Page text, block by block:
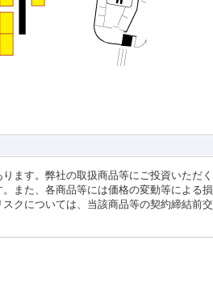
ます。弊社の取扱商品等にご投資いただく
また、各商品等には価格の変動等による損
クについては、当該商品等の契約締結前交